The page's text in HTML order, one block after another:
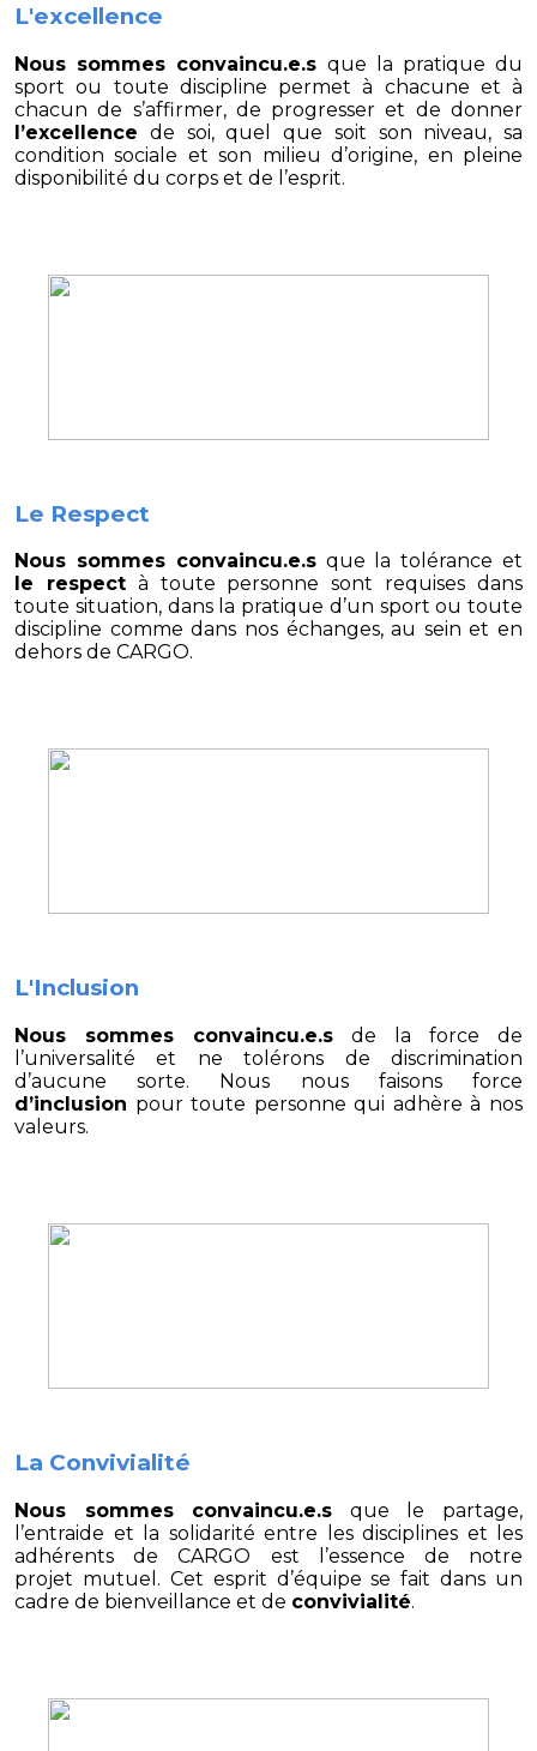
L'excellence
Nous sommes convaincu.e.s que la pratique du
sport ou toute discipline permet à chacune et à
chacun de s’affirmer, de progresser et de donner
l’excellence de soi, quel que soit son niveau, sa
condition sociale et son milieu d’origine, en pleine
disponibilité du corps et de l’esprit.
Le Respect
Nous sommes convaincu.e.sque la tolérance et
le respectà toute personne sont requises dans
toute situation, dans la pratique d’un sport ou toute
discipline comme dans nos échanges, au sein et en
dehors de CARGO.
L'Inclusion
Nous sommes convaincu.e.s de la force de
l’universalité et ne tolérons de discrimination
d’aucune sorte. Nous nous faisons force
d’inclusion pour toute personne qui adhère à nos
valeurs.
La Convivialité
Nous sommes convaincu.e.s que le partage,
l’entraide et la solidarité entre les disciplines et les
adhérents de CARGO est l’essence de notre
projet mutuel. Cet esprit d’équipe se fait dans un
cadre de bienveillance et de convivialité.